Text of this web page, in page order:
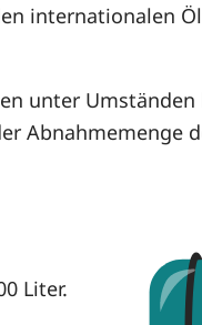
internationalen
unter
Abnahmemenge
Liter.